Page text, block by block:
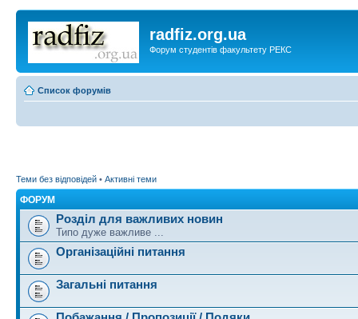
radfiz.org.ua
Форум студентів факультету РЕКС
Список форумів
Теми без відповідей • Активні теми
ФОРУМ
Розділ для важливих новин
Типо дуже важливе ...
Організаційні питання
Загальні питання